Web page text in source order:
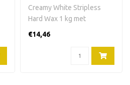
Creamy White Stripless
Hard Wax 1 kg met
geschikt voor..
€14,46